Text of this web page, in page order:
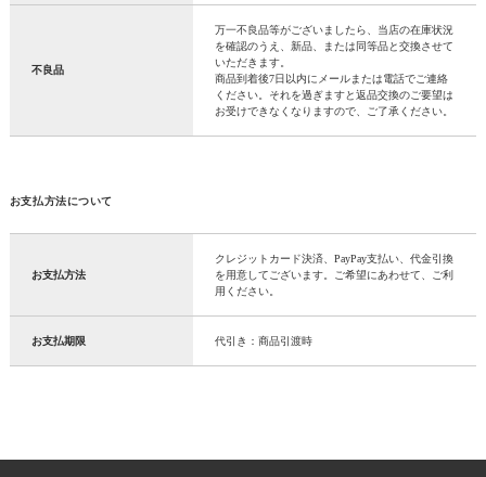
不良品
万一不良品等がございましたら、当店の在庫状況
を確認のうえ、新品、または同等品と交換させて
いただきます。
商品到着後7日以内にメールまたは電話でご連絡
ください。それを過ぎますと返品交換のご要望は
お受けできなくなりますので、ご了承ください。
お支払方法について
お支払方法
クレジットカード決済、PayPay支払い、代金引換
を用意してございます。ご希望にあわせて、ご利
用ください。
お支払期限 代引き：商品引渡時